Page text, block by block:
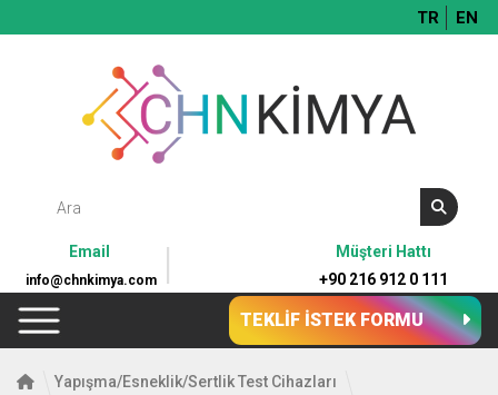
TR EN
Müşteri Hattı
+90 216 912 0 111
Email
info@chnkimya.com
TEKLİF İSTEK FORMU
Yapışma/Esneklik/Sertlik Test Cihazları